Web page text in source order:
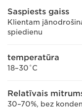
Saspiests gaiss
Klientam
spiedienu
temperatūra
18–30˚C
Relatīvais
30–70%, bez